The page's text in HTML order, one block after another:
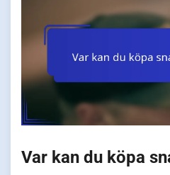
Var kan du köpa